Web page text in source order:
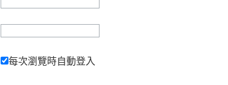
每次瀏覽時自動登入